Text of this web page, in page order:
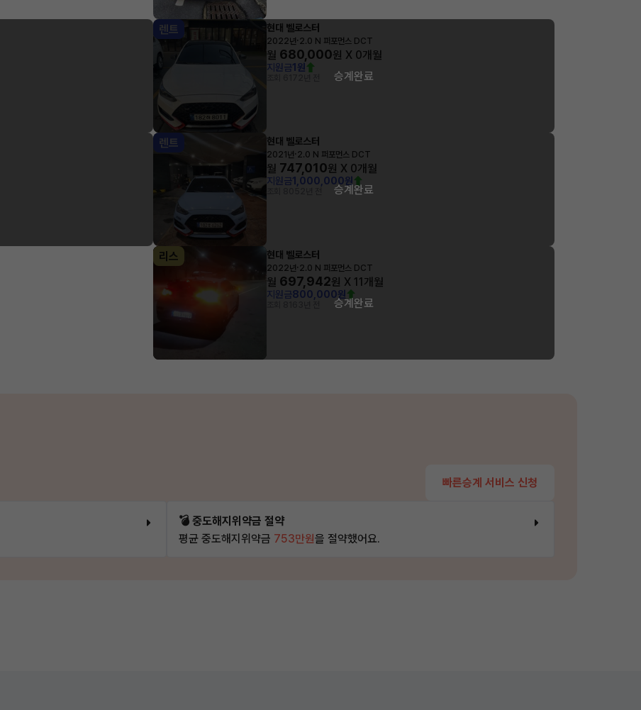
렌트 현대 벨로스터
2022년· 2.0 N 퍼포먼스 DCT
월 680,000원 X 0개월
지원금1원
승계완료
렌트 현대 벨로스터
2021년· 2.0 N 퍼포먼스 DCT
월 747,010원 X 0개월
지원금1,000,000원
승계완료
리스 현대 벨로스터
2022년· 2.0 N 퍼포먼스 DCT
월 697,942원 X 11개월
지원금800,000원
승계완료
빠른승계 서비스 신청
💣 중도해지위약금 절약
평균 중도해지위약금 753만원을 절약했어요.